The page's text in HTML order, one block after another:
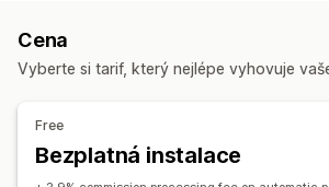
Správa referralů
Affiliate odkazy
Analytika
Vytváření stránek
Vlastní odkazy a slevy
Sazby za dopravu
Cena
Vyberte si tarif, který nejlépe vyhovuje
Free
Bezplatná instalace